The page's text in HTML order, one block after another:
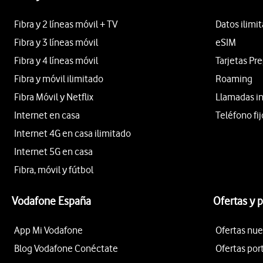
Fibra y 2 líneas móvil + TV
Fibra y 3 líneas móvil
Fibra y 4 líneas móvil
Fibra y móvil ilimitado
Fibra Móvil y Netflix
Internet en casa
Internet 4G en casa ilimitado
Internet 5G en casa
Fibra, móvil y fútbol
Datos
eSIM
Tarjetas
Roaming
Llamadas
Teléfono
Vodafone España
App Mi Vodafone
Blog Vodafone Conéctate
Ofertas y
Ofertas
Ofertas